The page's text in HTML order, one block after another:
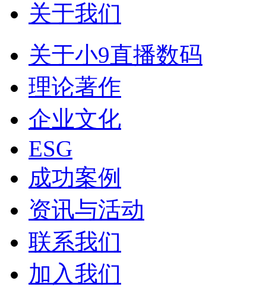
关于我们
关于小9直播数码
理论著作
企业文化
ESG
成功案例
资讯与活动
联系我们
加入我们